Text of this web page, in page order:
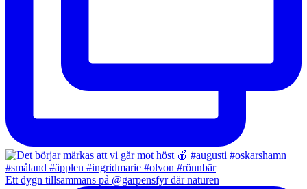
Ett dygn tillsammans på @garpensfyr där naturen